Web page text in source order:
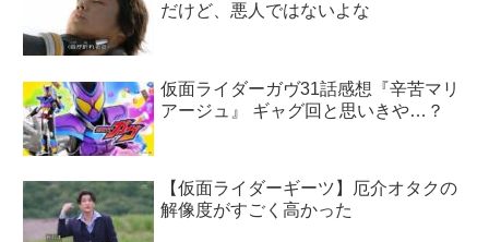
だけど、悪人ではないよな
仮面ライダーガヴ31話感想『辛苦マリ
アージュ』 ギャグ回と思いきや…？
【仮面ライダーギーツ】厄介オタクの
解像度がすごく高かった